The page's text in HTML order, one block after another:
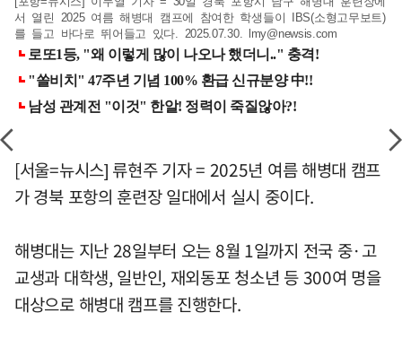
서 열린 2025 여름 해병대 캠프에 참여한 학생들이 IBS(소형고무보트)
를 들고 바다로 뛰어들고 있다. 2025.07.30.
lmy@newsis.com
[서울=뉴시스] 류현주 기자 = 2025년 여름 해병대 캠프
가 경북 포항의 훈련장 일대에서 실시 중이다.
해병대는 지난 28일부터 오는 8월 1일까지 전국 중·고
교생과 대학생, 일반인, 재외동포 청소년 등 300여 명을
대상으로 해병대 캠프를 진행한다.